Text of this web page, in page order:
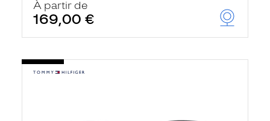
À partir de
169,00 €